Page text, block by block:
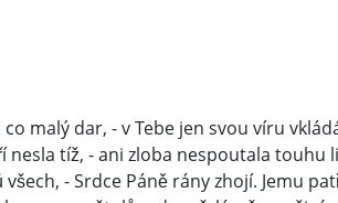
malý dar, - v Tebe jen svou víru
tíž, - ani zloba nespoutala touhu
- Srdce Páně rány zhojí. Jemu